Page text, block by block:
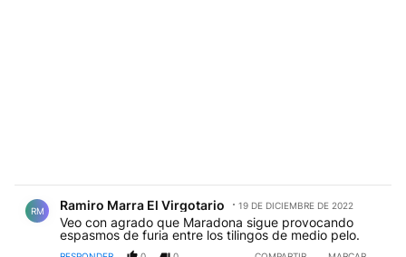
RM Ramiro Marra El Virgotario 19 DE DICIEMBRE DE 2022
Veo con agrado que Maradona sigue provocando
espasmos de furia entre los tilingos de medio pelo.